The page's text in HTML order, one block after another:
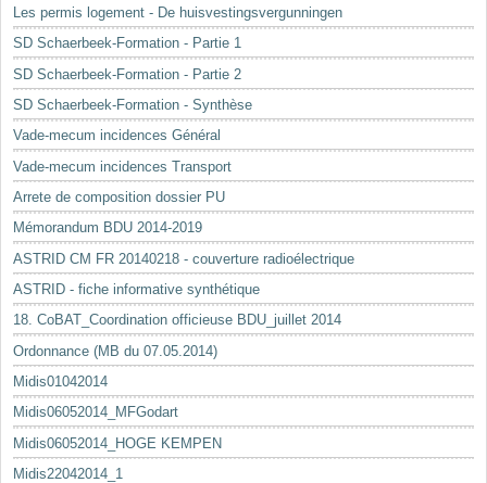
Les permis logement - De huisvestingsvergunningen
SD Schaerbeek-Formation - Partie 1
SD Schaerbeek-Formation - Partie 2
SD Schaerbeek-Formation - Synthèse
Vade-mecum incidences Général
Vade-mecum incidences Transport
Arrete de composition dossier PU
Mémorandum BDU 2014-2019
ASTRID CM FR 20140218 - couverture radioélectrique
ASTRID - fiche informative synthétique
18. CoBAT_Coordination officieuse BDU_juillet 2014
Ordonnance (MB du 07.05.2014)
Midis01042014
Midis06052014_MFGodart
Midis06052014_HOGE KEMPEN
Midis22042014_1